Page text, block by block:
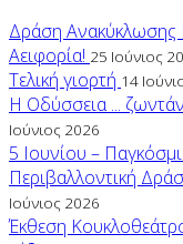
Δράση Ανακύκλωσης
Αειφορία! 25 Ιούνιος
Τελική γιορτή 14
Η Οδύσσεια ...
Ιούνιος 2026
5 Ιουνίου –
Περιβαλλοντική
Ιούνιος 2026
Έκθεση